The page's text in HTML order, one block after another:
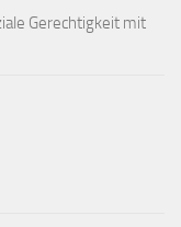
Gerechtigkeit mit